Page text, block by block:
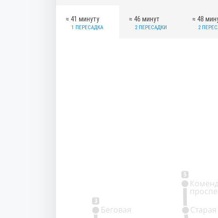
≈ 41 минуту
1 ПЕРЕСАДКА
≈ 46 минут
2 ПЕРЕСАДКИ
≈ 48
2
3
5
Беговая